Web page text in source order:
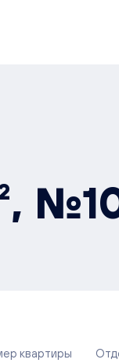
квартиры